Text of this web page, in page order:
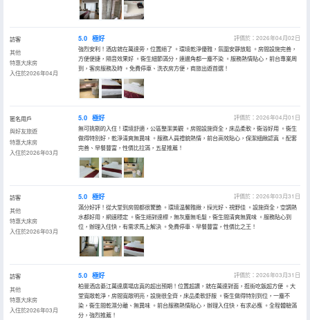
訪客
其他
特惠大床房
入住於2026年04月
5.0 極好
評價於：2026年04月02日
強烈安利！酒店就在萬達旁，位置絕了 。環境乾淨優雅，氛圍安靜放鬆 。房間設施完善，
方便便捷，隔音效果好 。衞生細節滿分，連邊角都一塵不染 。服務熱情貼心，前台專業周
到，客房服務及時 。免費停車、洗衣房方便，商旅出遊首選！
匿名用戶
與好友旅遊
特惠大床房
入住於2026年03月
5.0 極好
評價於：2026年04月01日
無可挑剔的入住！環境舒適，公區整潔美觀 。房間設施齊全，床品柔軟，衞浴好用 。衞生
做得特別好，乾淨清爽無異味 。服務人員禮貌熱情，前台高效貼心，保潔細緻認真 。配套
完善、早餐豐富，性價比拉滿，五星推薦！
訪客
其他
特惠大床房
入住於2026年03月
5.0 極好
評價於：2026年03月31日
滿分好評！從大堂到房間都很驚艷 。環境温馨雅緻，採光好、視野佳 。設施齊全，空調熱
水都好用，網速穩定 。衞生絕對達標，無灰塵無毛髮，衞生間清爽無異味 。服務貼心到
位，辦理入住快，有需求馬上解決 。免費停車、早餐豐富，性價比之王！
訪客
其他
特惠大床房
入住於2026年03月
5.0 極好
評價於：2026年03月31日
柏曼酒店綦江萬達廣場店真的超出預期！位置超讚，就在萬達對面，逛街吃飯超方便 。大
堂寬敞乾淨，房間寬敞明亮，設施很全齊，床品柔軟舒服 。衞生做得特別到位，一塵不
染，衞生間乾濕分離、無異味 。前台服務熱情貼心，辦理入住快，有求必應 。全程體驗滿
分，強烈推薦！